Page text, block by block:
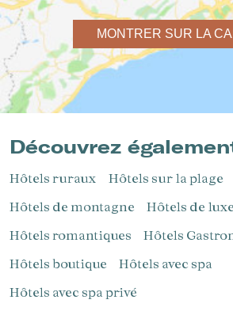
MONTRER SUR LA
Découvrez
Hôtels ruraux
Hôtels sur la plage
Hôtels de montagne
Hôtels de luxe
Hôtels romantiques
Hôtels
Hôtels boutique
Hôtels avec spa
Hôtels avec spa privé